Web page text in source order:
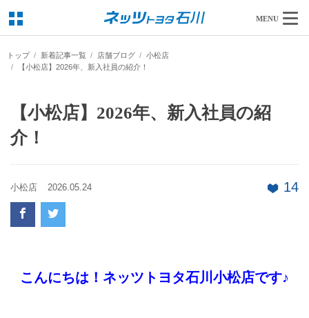
MENU
トップ 新着記事一覧 店舗ブログ
小松店
【小松店】2026年、新入社員の紹介！
【小松店】2026年、新入社員の紹
介！
小松店 2026.05.24 14
こんにちは！ネッツトヨタ石川小松店です♪